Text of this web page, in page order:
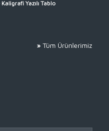
Yazılı Tablo
» Tüm Ürünlerimiz